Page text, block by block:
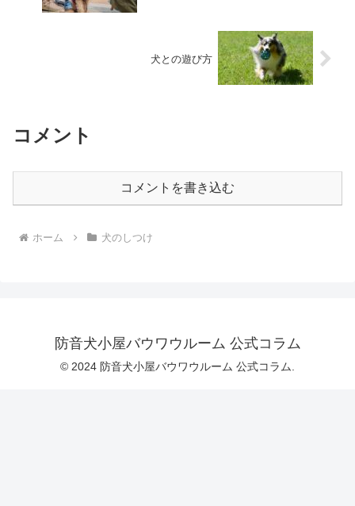
犬との遊び方
コメント
コメントを書き込む
ホーム 犬のしつけ
防音犬小屋バウワウルーム 公式コラム
© 2024 防音犬小屋バウワウルーム 公式コラム.